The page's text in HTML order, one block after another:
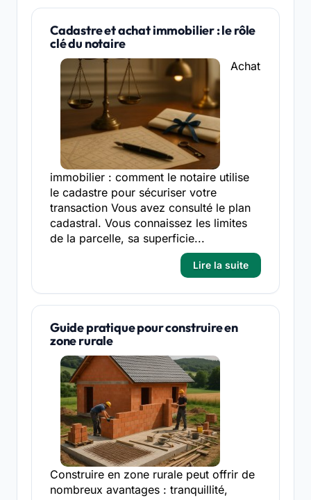
Cadastre et achat immobilier : le rôle
clé du notaire
Achat
immobilier : comment le notaire utilise
le cadastre pour sécuriser votre
transaction Vous avez consulté le plan
cadastral. Vous connaissez les limites
de la parcelle, sa superficie...
Lire la suite
Guide pratique pour construire en
zone rurale
Construire en zone rurale peut offrir de
nombreux avantages : tranquillité,